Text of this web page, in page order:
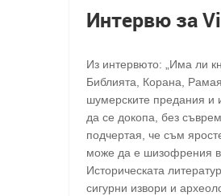
Интервю за
Из интервюто: „Има ли
Библията, Корана,
шумерските предания и
да се докопа, без
подчертая, че съм
може да е шизофрения
Историческата
сигурни извори и